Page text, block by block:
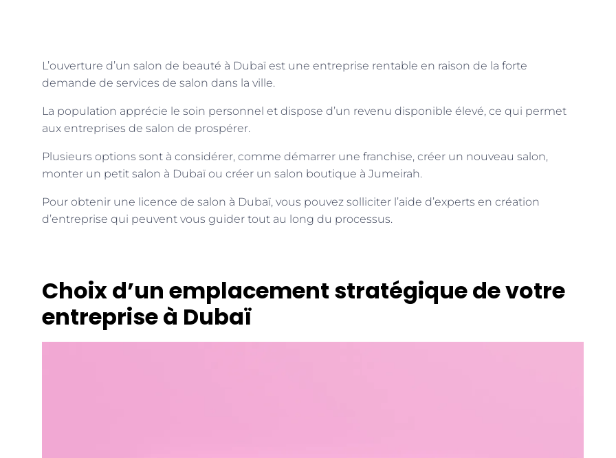
L’ouverture d’un salon de beauté à Dubaï est une entreprise rentable en raison de la forte
demande de services de salon dans la ville.
La population apprécie le soin personnel et dispose d’un revenu disponible élevé, ce qui permet
aux entreprises de salon de prospérer.
Plusieurs options sont à considérer, comme démarrer une franchise, créer un nouveau salon,
monter un petit salon à Dubaï ou créer un salon boutique à Jumeirah.
Pour obtenir une licence de salon à Dubaï, vous pouvez solliciter l’aide d’experts en création
d’entreprise qui peuvent vous guider tout au long du processus.
Choix d’un emplacement stratégique de votre
entreprise à Dubaï